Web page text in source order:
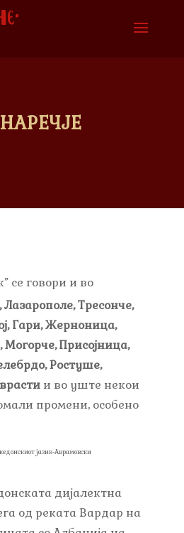
се говори и во
Тресонче,
Гари, Жерноница,
Присојница,
Ростуше,
и во уште некои
промени, особено
дијалектна
од реката Вардар на